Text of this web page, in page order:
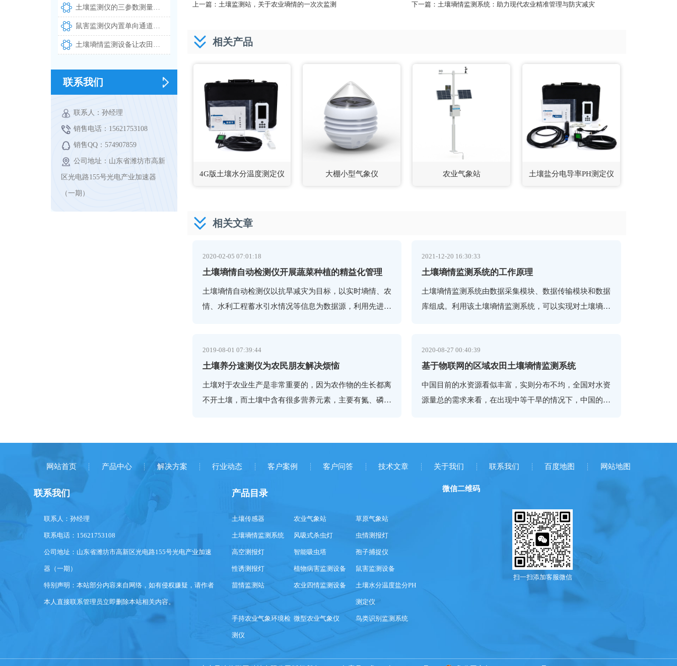
土壤监测仪的三参数测量精度及其在智慧农业中的应用
鼠害监测仪内置单向通道与高清摄像头实现自动拍照识别上报
土壤墒情监测设备让农田灌溉告别凭经验决策
联系我们
联系人：孙经理
销售电话：15621753108
销售QQ：574907859
公司地址：山东省潍坊市高新
区光电路155号光电产业加速器
（一期）
上一篇： 土壤监测站，关于农业墒情的一次次监测 下一篇：土壤墒情监测系统：助力现代农业精准管理与防灾减灾
相关产品
4G版土壤水分温度测定仪 大棚小型气象仪 农业气象站 土壤盐分电导率PH测定仪
相关文章
2020-02-05 07:01:18
土壤墒情自动检测仪开展蔬菜种植的精益化管理
土壤墒情自动检测仪以抗旱减灾为目标，以实时墒情、农
情、水利工程蓄水引水情况等信息为数据源，利用先进的
2021-12-20 16:30:33
土壤墒情监测系统的工作原理
土壤墒情监测系统由数据采集模块、数据传输模块和数据
库组成。利用该土壤墒情监测系统，可以实现对土壤墒情
2019-08-01 07:39:44
土壤养分速测仪为农民朋友解决烦恼
土壤对于农业生产是非常重要的，因为农作物的生长都离
不开土壤，而土壤中含有很多营养元素，主要有氮、磷、
2020-08-27 00:40:39
基于物联网的区域农田土壤墒情监测系统
中国目前的水资源看似丰富，实则分布不均，全国对水资
源量总的需求来看，在出现中等干旱的情况下，中国的这
网站首页 产品中心 解决方案 行业动态 客户案例 客户问答 技术文章 关于我们 联系我们 百度地图 网站地图
联系我们
联系人：孙经理
联系电话：15621753108
公司地址：山东省潍坊市高新区光电路155号光电产业加速
器（一期）
特别声明：本站部分内容来自网络，如有侵权嫌疑，请作者
本人直接联系管理员立即删除本站相关内容。
产品目录
土壤传感器 农业气象站 草原气象站
土壤墒情监测系统 风吸式杀虫灯 虫情测报灯
高空测报灯 智能吸虫塔 孢子捕捉仪
性诱测报灯 植物病害监测设备 鼠害监测设备
苗情监测站 农业四情监测设备 土壤水分温度盐分PH
测定仪
手持农业气象环境检
测仪
微型农业气象仪 鸟类识别监测系统
微信二维码
扫一扫添加客服微信